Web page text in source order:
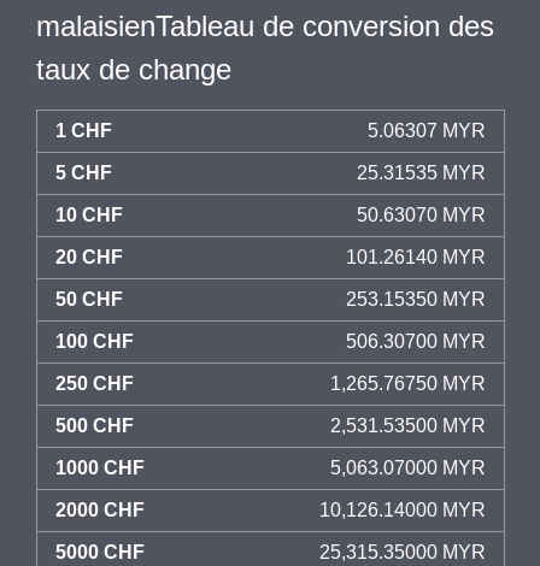
malaisienTableau de conversion des
taux de change
1 CHF 5.06307 MYR
5 CHF 25.31535 MYR
10 CHF 50.63070 MYR
20 CHF 101.26140 MYR
50 CHF 253.15350 MYR
100 CHF 506.30700 MYR
250 CHF 1,265.76750 MYR
500 CHF 2,531.53500 MYR
1000 CHF 5,063.07000 MYR
2000 CHF 10,126.14000 MYR
5000 CHF 25,315.35000 MYR